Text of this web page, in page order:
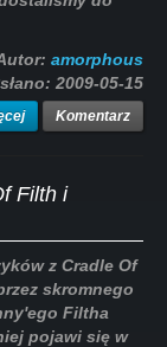
amorphous
2009-05-15
Komentarz
Filth i
z Cradle Of
skromnego
Filtha
pojawi się w